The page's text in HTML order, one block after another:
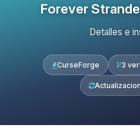
Forever
Detalles e
CurseForge 3